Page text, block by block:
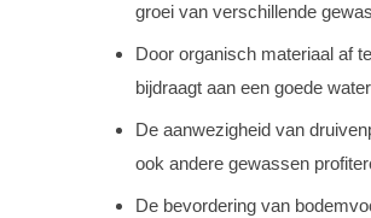
groei van verschillende
Door organisch materiaal af
bijdraagt aan een goede
De aanwezigheid van
ook andere gewassen
De bevordering van